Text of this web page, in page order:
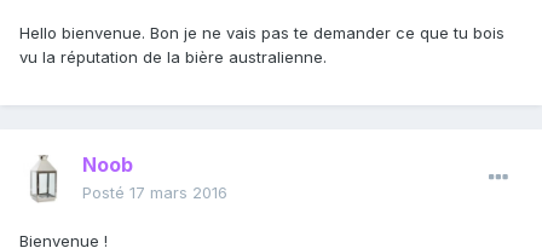
Hello bienvenue. Bon je ne vais pas te demander ce que tu bois
vu la réputation de la bière australienne.
Noob
Posté 17 mars 2016
Bienvenue !